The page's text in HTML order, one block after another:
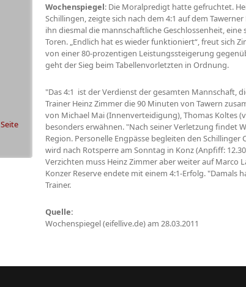
Wochenspiegel: Die Moralpredigt hatte gefruchtet.
Schillingen, zeigte sich nach dem 4:1 auf dem
ihn diesmal die mannschaftliche Geschlossenheit,
Toren. „Endlich hat es wieder funktioniert“, freut sich
von einer 80-prozentigen Leistungssteigerung
geht der Sieg beim Tabellenvorletzten in Ordnung.
"Das 4:1 ist der Verdienst der gesamten Mannschaft,
Trainer Heinz Zimmer die 90 Minuten von Tawern
von Michael Mai (Innenverteidigung), Thomas Koltes
besonders erwähnen. "Nach seiner Verletzung findet
Region. Personelle Engpässe begleiten den
wird nach Rotsperre am Sonntag in Konz (Anpfiff:
Verzichten muss Heinz Zimmer aber weiter auf Marco
Konzer Reserve endete mit einem 4:1-Erfolg.
Trainer.
Quelle:
Wochenspiegel (eifellive.de) am 28.03.2011